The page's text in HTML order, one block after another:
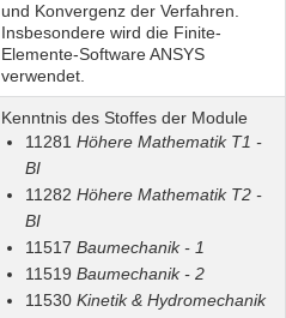
und Konvergenz der Verfahren.
Insbesondere wird die Finite-
Elemente-Software ANSYS
verwendet.
Kenntnis des Stoffes der Module
11281 Höhere Mathematik T1 -
BI
11282 Höhere Mathematik T2 -
BI
11517 Baumechanik - 1
11519 Baumechanik - 2
11530 Kinetik & Hydromechanik